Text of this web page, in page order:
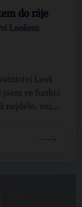
do ráje
Leošem
Leoš
jsem ve funkci
nejdéle, vní...